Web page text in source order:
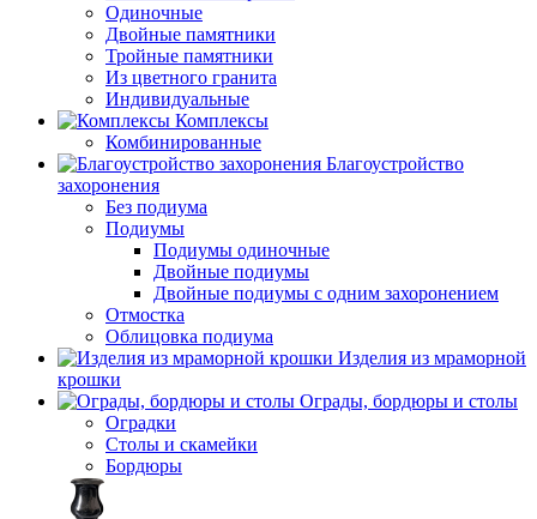
Одиночные
Двойные памятники
Тройные памятники
Из цветного гранита
Индивидуальные
Комплексы
Комбинированные
Благоустройство
захоронения
Без подиума
Подиумы
Подиумы одиночные
Двойные подиумы
Двойные подиумы с одним захоронением
Отмостка
Облицовка подиума
Изделия из мраморной
крошки
Ограды, бордюры и столы
Оградки
Столы и скамейки
Бордюры